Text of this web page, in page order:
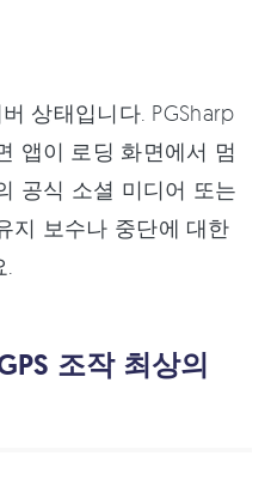
상태입니다. PGSharp
앱이 로딩 화면에서 멈
공식 소셜 미디어 또는
지 보수나 중단에 대한
.
조작 최상의